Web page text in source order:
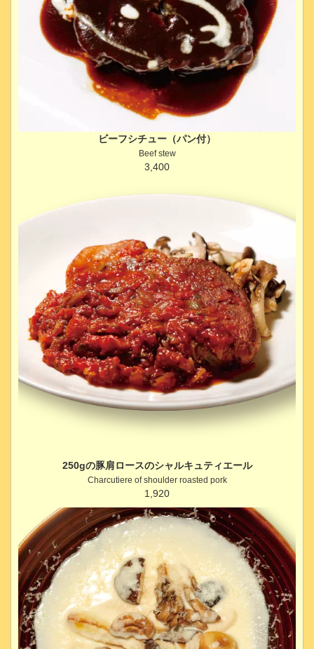
ビーフシチュー（パン付）
Beef stew
3,400
250gの豚肩ロースのシャルキュティエール
Charcutiere of shoulder roasted pork
1,920